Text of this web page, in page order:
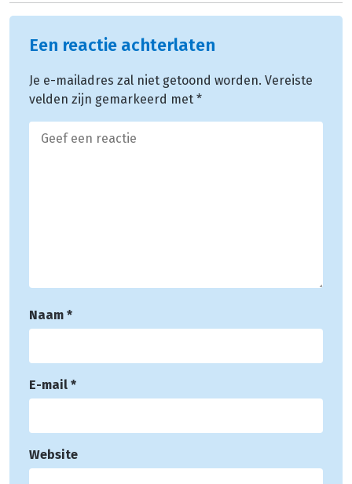
Een reactie achterlaten
Je e-mailadres zal niet getoond worden. Vereiste
velden zijn gemarkeerd met *
Naam *
E-mail *
Website